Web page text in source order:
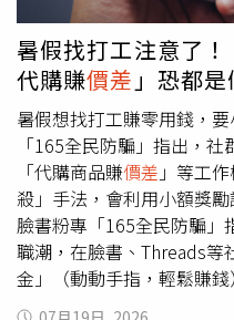
示，股票遭列入處置股並
後續股價一定漲跌，而是
周轉率及價格波動等客觀條
處置期間仍可正常交易，但
能受到影響，操作上仍應
暑假找打工注意了
代購賺價差 」恐都是
暑假想找打工賺零用錢，
「165全民防騙」指出，
「代購商品賺價差 」等工
殺」手法，會利用小額獎
臉書粉專「165全民防騙」
職潮，在臉書、Threads等
金」（動動手指，輕鬆賺
款購買，保證獲利）、「